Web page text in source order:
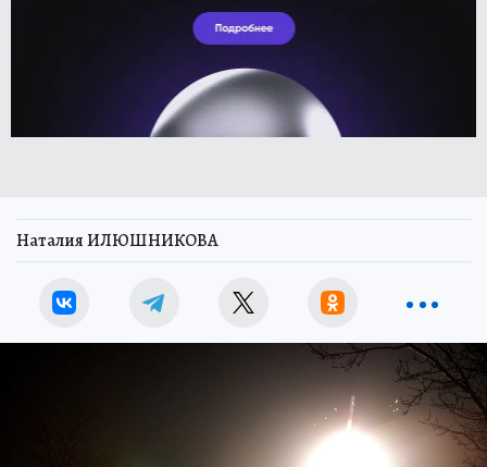
Наталия ИЛЮШНИКОВА